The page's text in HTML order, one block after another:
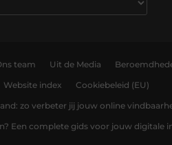
team Uit de Media
Website index Cookiebeleid (EU)
zo verbeter jij jouw online
Een complete gids voor jouw digitale